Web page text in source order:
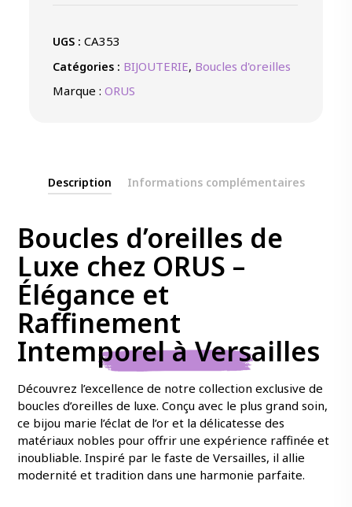
UGS : CA353
Catégories : BIJOUTERIE, Boucles d'oreilles
Marque :ORUS
Description Informations complémentaires
Boucles d’oreilles de
Luxe chez ORUS –
Élégance et
Raffinement
Intemporel à Versailles
Découvrez l’excellence de notre collection exclusive de
boucles d’oreilles de luxe. Conçu avec le plus grand soin,
ce bijou marie l’éclat de l’or et la délicatesse des
matériaux nobles pour offrir une expérience raffinée et
inoubliable. Inspiré par le faste de Versailles, il allie
modernité et tradition dans une harmonie parfaite.